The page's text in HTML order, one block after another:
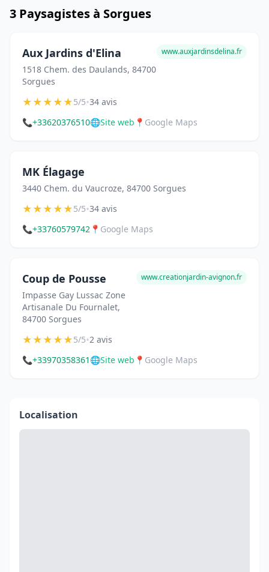
3 Paysagistes à Sorgues
Aux Jardins d'Elina
1518 Chem. des Daulands, 84700
Sorgues
www.auxjardinsdelina.fr
★★★★★5/5•34 avis
📞+33620376510🌐Site web 📍 Google Maps
MK Élagage
3440 Chem. du Vaucroze, 84700 Sorgues
★★★★★5/5•34 avis
📞+33760579742 📍 Google Maps
Coup de Pousse
Impasse Gay Lussac Zone
Artisanale Du Fournalet,
84700 Sorgues
www.creationjardin-avignon.fr
★★★★★5/5•2 avis
📞+33970358361 🌐Site web 📍 Google Maps
Localisation